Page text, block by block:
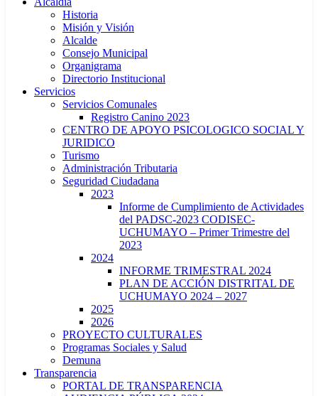
Historia
Misión y Visión
Alcalde
Consejo Municipal
Organigrama
Directorio Institucional
Servicios
Servicios Comunales
Registro Canino 2023
CENTRO DE APOYO PSICOLOGICO SOCIAL Y
JURIDICO
Turismo
Administración Tributaria
Seguridad Ciudadana
2023
Informe de Cumplimiento de Actividades
del PADSC-2023 CODISEC-
UCHUMAYO – Primer Trimestre del
2023
2024
INFORME TRIMESTRAL 2024
PLAN DE ACCIÓN DISTRITAL DE
UCHUMAYO 2024 – 2027
2025
2026
PROYECTO CULTURALES
Programas Sociales y Salud
Demuna
Transparencia
PORTAL DE TRANSPARENCIA